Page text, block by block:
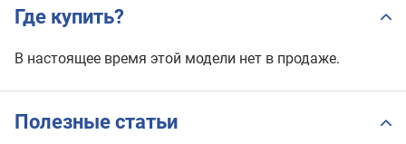
Где купить?
В настоящее время этой модели нет в продаже.
Полезные статьи